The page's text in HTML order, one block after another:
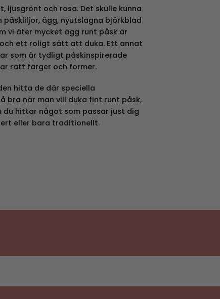
ljusgrönt och rosa. Det skulle kunna
påskliljor, ägg, nyutslagna björkblad
vi äter mycket ägg runt påsk är
ett roligt sätt att duka. Ett annat
som är tydligt påskinspirerade
rätt färger och former.
hitta de där speciella
bra när man vill duka fint runt påsk,
hittar något som passar just dig
eller bara traditionellt.